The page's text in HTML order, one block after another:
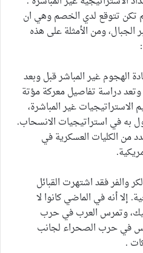
تكن تتوقع لدي الخصم وهي ان
ومن الأمثلة على هذه
الهجوم غير المباشر قبل وبعد
دراسة تفاصيل معركة مؤتة
غير المباشرة،
به في استراتيجيات الانسحاب.
من الكليات العسكرية في
والفر فقد اشتهرت القبائل
إلا أنه في الماضي كانوا لا
وتمرس العرب في حرب
في حرب الصحراء لجانب
.